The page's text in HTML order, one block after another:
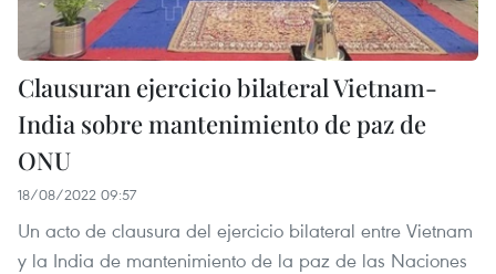
Clausuran ejercicio bilateral Vietnam-
India sobre mantenimiento de paz de
ONU
18/08/2022 09:57
Un acto de clausura del ejercicio bilateral entre Vietnam
y la India de mantenimiento de la paz de las Naciones